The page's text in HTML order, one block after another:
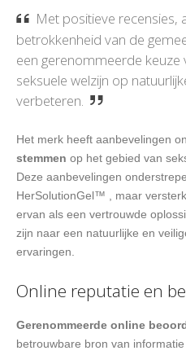
Met positieve recensies,
betrokkenheid van de
een gerenommeerde
seksuele welzijn op
verbeteren.
Het merk heeft aanbevelingen
stemmen op het gebied van
Deze aanbevelingen
HerSolutionGel™ , maar
ervan als een vertrouwde
zijn naar een natuurlijke en
ervaringen.
Online reputatie en
Gerenommeerde online
betrouwbare bron van